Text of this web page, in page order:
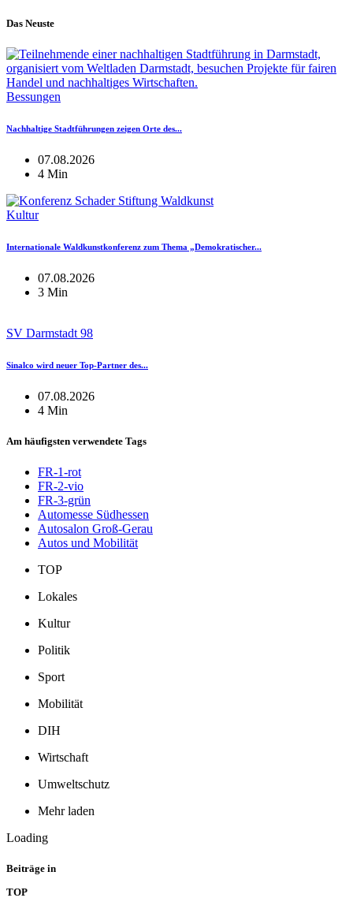
Das Neuste
Bessungen
Nachhaltige Stadtführungen zeigen Orte des...
07.08.2026
4 Min
Kultur
Internationale Waldkunstkonferenz zum Thema „Demokratischer...
07.08.2026
3 Min
SV Darmstadt 98
Sinalco wird neuer Top-Partner des...
07.08.2026
4 Min
Am häufigsten verwendete Tags
FR-1-rot
FR-2-vio
FR-3-grün
Automesse Südhessen
Autosalon Groß-Gerau
Autos und Mobilität
TOP
Lokales
Kultur
Politik
Sport
Mobilität
DIH
Wirtschaft
Umweltschutz
Mehr laden
Loading
Beiträge in
TOP